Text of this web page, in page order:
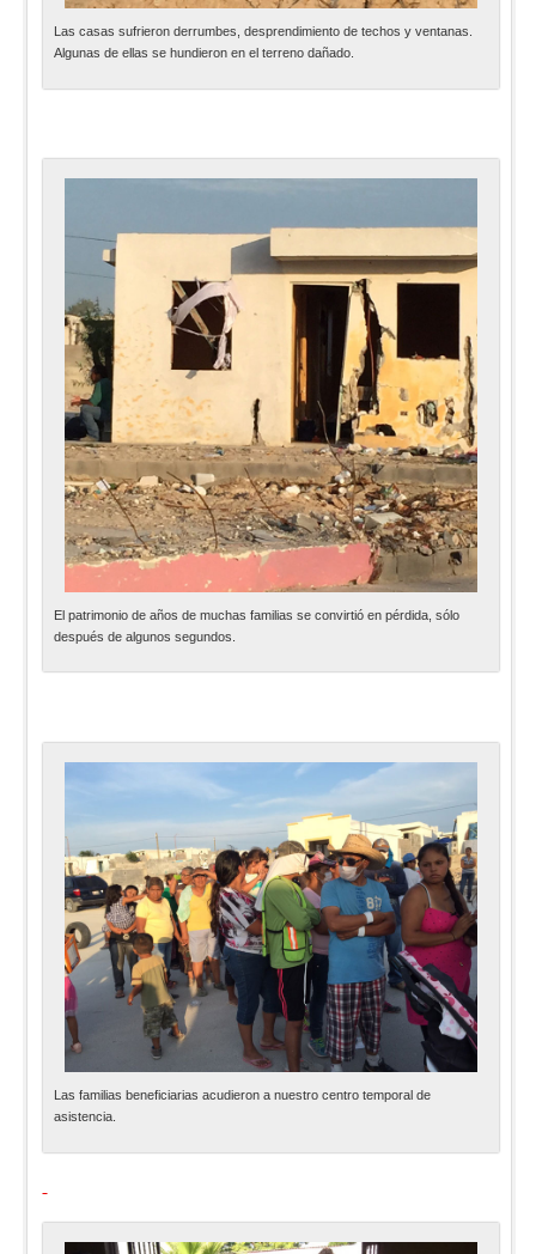
Las casas sufrieron derrumbes, desprendimiento de techos y ventanas.
Algunas de ellas se hundieron en el terreno dañado.
El patrimonio de años de muchas familias se convirtió en pérdida, sólo
después de algunos segundos.
Las familias beneficiarias acudieron a nuestro centro temporal de
asistencia.